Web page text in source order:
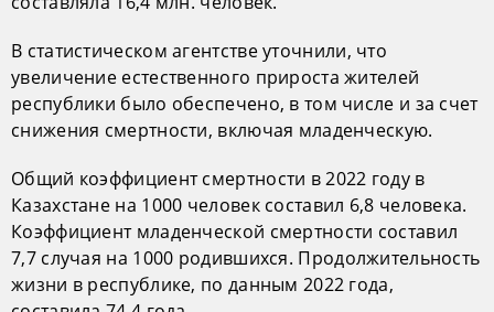
В статистическом агентстве уточнили, что
увеличение естественного прироста жителей
республики было обеспечено, в том числе и за счет
снижения смертности, включая младенческую.
Общий коэффициент смертности в 2022 году в
Казахстане на 1000 человек составил 6,8 человека.
Коэффициент младенческой смертности составил
7,7 случая на 1000 родившихся. Продолжительность
жизни в республике, по данным 2022 года,